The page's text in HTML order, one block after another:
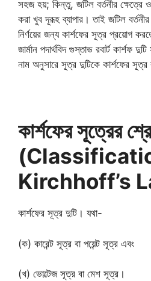
সহজ হয়; কিন্তু, জটিল বর্তনীর ক্ষেত্রে
করা খুব দূরূহ ব্যাপার। তাই জটিল
নির্ণয়ের জন্য কার্শফের সূত্র প্রয়োগ
জার্মান পদার্থবিদ গুস্তাভ রবার্ট কার্শফ
নাম অনুসারে সূত্র দুটিকে কার্শফের সূত্র
কার্শফের সূত্রের
Kirchhoff’s
কার্শফের সূত্র দুটি। যথা-
(ক) কারেন্ট সূত্র বা পয়েন্ট সূত্র এবং
(খ) ভোল্টেজ সূত্র বা মেশ সূত্র।